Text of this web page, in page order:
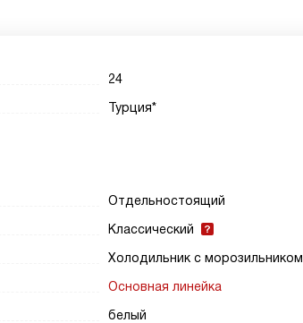
24
Турция*
Отдельностоящий
Классический
Холодильник с морозильником
Основная линейка
белый